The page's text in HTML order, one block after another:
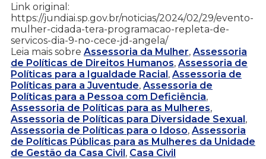
Link original:
https://jundiai.sp.gov.br/noticias/2024/02/29/evento-
mulher-cidada-tera-programacao-repleta-de-
servicos-dia-9-no-cece-jd-angela/
Leia mais sobre Assessoria da Mulher, Assessoria
de Políticas de Direitos Humanos, Assessoria de
Políticas para a Igualdade Racial, Assessoria de
Políticas para a Juventude, Assessoria de
Políticas para a Pessoa com Deficiência,
Assessoria de Políticas para as Mulheres,
Assessoria de Políticas para Diversidade Sexual,
Assessoria de Políticas para o Idoso, Assessoria
de Políticas Públicas para as Mulheres da Unidade
de Gestão da Casa Civil, Casa Civil